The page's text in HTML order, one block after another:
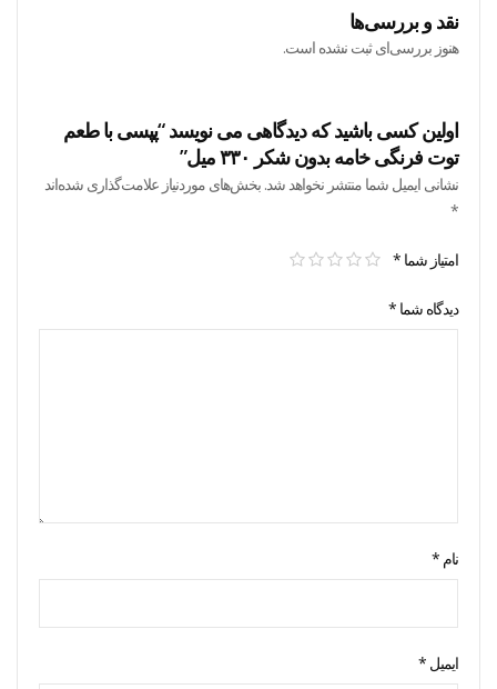
نقد و بررسی‌ها
هنوز بررسی‌ای ثبت نشده است.
اولین کسی باشید که دیدگاهی می نویسد “پپسی با طعم
توت فرنگی خامه بدون شکر ۳۳۰ میل”
نشانی ایمیل شما منتشر نخواهد شد. بخش‌های موردنیاز علامت‌گذاری شده‌اند
*
امتیاز شما *
دیدگاه شما *
نام *
ایمیل *